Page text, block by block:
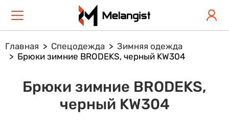
Главная Спецодежда
Зимняя одежда
Брюки зимние BRODEKS, черный KW304
Брюки зимние BRODEKS,
черный KW304